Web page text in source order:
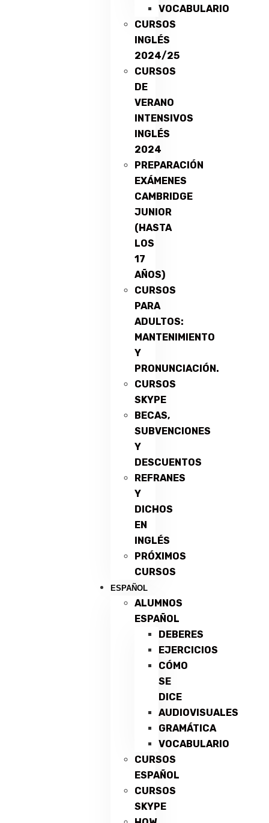
VOCABULARIO
CURSOS
INGLÉS
2024/25
CURSOS
DE
VERANO
INTENSIVOS
INGLÉS
2024
PREPARACIÓN
EXÁMENES
CAMBRIDGE
JUNIOR
(HASTA
LOS
17
AÑOS)
CURSOS
PARA
ADULTOS:
MANTENIMIENTO
Y
PRONUNCIACIÓN.
CURSOS
SKYPE
BECAS,
SUBVENCIONES
Y
DESCUENTOS
REFRANES
Y
DICHOS
EN
INGLÉS
PRÓXIMOS
CURSOS
ESPAÑOL
ALUMNOS
ESPAÑOL
DEBERES
EJERCICIOS
CÓMO
SE
DICE
AUDIOVISUALES
GRAMÁTICA
VOCABULARIO
CURSOS
ESPAÑOL
CURSOS
SKYPE